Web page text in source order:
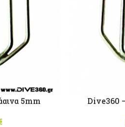
5mm
Dive360